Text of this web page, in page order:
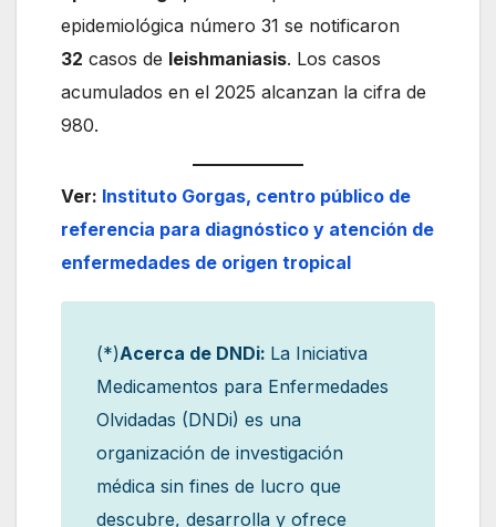
epidemiológica número 31 se notificaron
32 casos de leishmaniasis. Los casos
acumulados en el 2025 alcanzan la cifra de
980.
Ver: Instituto Gorgas, centro público de
referencia para diagnóstico y atención de
enfermedades de origen tropical
(*)Acerca de DNDi: La Iniciativa
Medicamentos para Enfermedades
Olvidadas (DNDi) es una
organización de investigación
médica sin fines de lucro que
descubre, desarrolla y ofrece